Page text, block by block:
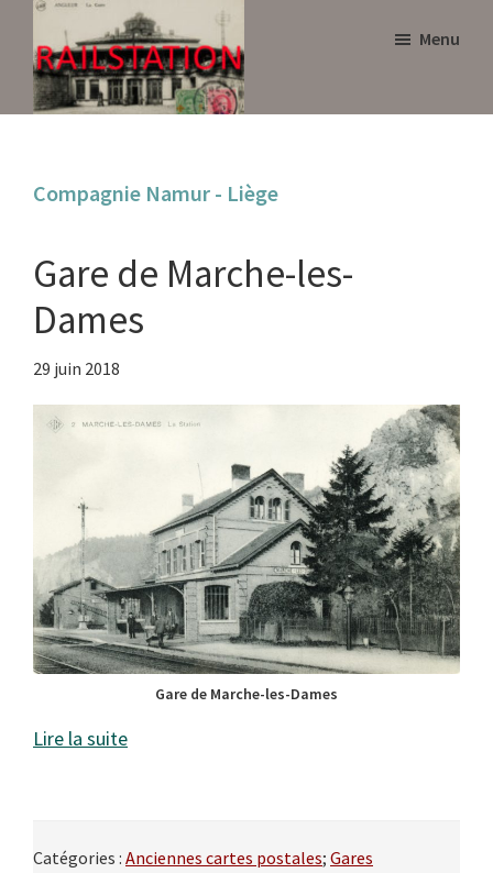
main
content
primary
sidebar
Menu
Compagnie Namur - Liège
Gare de Marche-les-
Dames
29 juin 2018
Gare de Marche-les-Dames
Lire la suite
Catégories : Anciennes cartes postales; Gares